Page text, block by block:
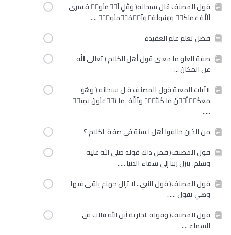
قول المصنف قال سبحانه( وَقُلِ ٱعۡمَلُوا۟ فَسَیَرَى
ٱللَّهُ عَمَلَكُمۡ وَرَسُولُهُۥ وَٱلۡمُؤۡمِنُونَۖ ....
فضل تعلم علم العقيدة
صفة العلو ما معنى قول أهل الكلام ( تعالى الله
عن المكان ...
#آيات المعية قول المصنف قال سبحانه ( وَهُوَ
مَعَكُمۡ أَیۡنَ مَا كُنتُمۡۚ وَٱللَّهُ بِمَا تَعۡمَلُونَ بَصِیرࣱ
.....
من الذين خالفوا أهل السنة في صفة الكلام ؟
قول المصنف( فمن ذلك قوله صلى الله عليه
وسلم. ينزل ربنا إلى سماء الدنيا .....
قول المصنف( قول النبي.. لا تزال جهنم يلقى فيها
وهي تقول ......
قول المصنف( وقوله للجارية أين الله قالت في
السماء ....